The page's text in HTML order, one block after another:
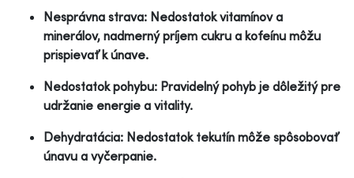
Nesprávna strava: Nedostatok vitamínov a
minerálov, nadmerný príjem cukru a kofeínu môžu
prispievať k únave.
Nedostatok pohybu: Pravidelný pohyb je dôležitý pre
udržanie energie a vitality.
Dehydratácia: Nedostatok tekutín môže spôsobovať
únavu a vyčerpanie.